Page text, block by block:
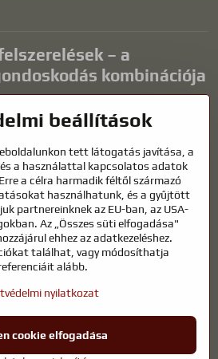
– a
kombinációja
a kikapcsolódáshoz és a vízi
a tiszta vízhez és az egészséges
fontos az életünk részét képező
lovaglófelszerelésre, megfelelő
gondoskodásra van szükségük
erősek és elégedettek legyenek. Legyen
természetkedvelők felszereléséről, a cél
egyensúlyát, biztonságát és
beállításokAdatvédelmi nyilatkozat
beállítások
tett látogatás javítása, a
a használattal kapcsolatos adatok
a célra harmadik féltől származó
használhatunk, és a gyűjtött
partnereinknek az EU-ban, az USA-
Az „Összes süti elfogadása"
ehhez az adatkezeléshez.
találhat, vagy módosíthatja
alább.
nyilatkozat
cookie elfogadása